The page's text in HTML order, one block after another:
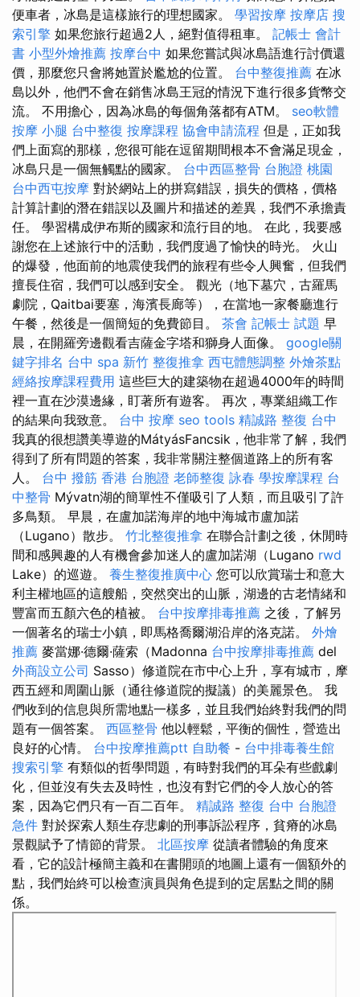
便車者，冰島是這樣旅行的理想國家。 學習按摩 按摩店 搜
索引擎 如果您旅行超過2人，絕對值得租車。 記帳士 會計
書 小型外燴推薦 按摩台中 如果您嘗試與冰島語進行討價還
價，那麼您只會將她置於尷尬的位置。 台中整復推薦 在冰
島以外，他們不會在銷售冰島王冠的情況下進行很多貨幣交
流。 不用擔心，因為冰島的每個角落都有ATM。 seo軟體
按摩 小腿 台中整復 按摩課程 協會申請流程 但是，正如我
們上面寫的那樣，您很可能在逗留期間根本不會滿足現金，
冰島只是一個無觸點的國家。 台中西區整骨 台胞證 桃園
台中西屯按摩 對於網站上的拼寫錯誤，損失的價格，價格
計算計劃的潛在錯誤以及圖片和描述的差異，我們不承擔責
任。 學習構成伊布斯的國家和流行目的地。 在此，我要感
謝您在上述旅行中的活動，我們度過了愉快的時光。 火山
的爆發，他面前的地震使我們的旅程有些令人興奮，但我們
擅長住宿，我們可以感到安全。 觀光（地下墓穴，古羅馬
劇院，Qaitbai要塞，海濱長廊等），在當地一家餐廳進行
午餐，然後是一個簡短的免費節目。 茶會 記帳士 試題 早
晨，在開羅旁邊觀看吉薩金字塔和獅身人面像。 google關
鍵字排名 台中 spa 新竹 整復推拿 西屯體態調整 外燴茶點
經絡按摩課程費用 這些巨大的建築物在超過4000年的時間
裡一直在沙漠邊緣，盯著所有遊客。 再次，專業組織工作
的結果向我致意。 台中 按摩 seo tools 精誠路 整復 台中
我真的很想讚美導遊的MátyásFancsik，他非常了解，我們
得到了所有問題的答案，我非常關注整個道路上的所有客
人。 台中 撥筋 香港 台胞證 老師整復 詠春 學按摩課程 台
中整骨 Mývatn湖的簡單性不僅吸引了人類，而且吸引了許
多鳥類。 早晨，在盧加諾海岸的地中海城市盧加諾
（Lugano）散步。 竹北整復推拿 在聯合計劃之後，休閒時
間和感興趣的人有機會參加迷人的盧加諾湖（Lugano rwd
Lake）的巡遊。 養生整復推廣中心 您可以欣賞瑞士和意大
利主權地區的這艘船，突然突出的山脈，湖邊的古老情緒和
豐富而五顏六色的植被。 台中按摩排毒推薦 之後，了解另
一個著名的瑞士小鎮，即馬格喬爾湖沿岸的洛克諾。 外燴
推薦 麥當娜·德爾·薩索（Madonna 台中按摩排毒推薦 del
外商設立公司 Sasso）修道院在市中心上升，享有城市，摩
西五經和周圍山脈（通往修道院的擬議）的美麗景色。 我
們收到的信息與所需地點一樣多，並且我們始終對我們的問
題有一個答案。 西區整骨 他以輕鬆，平衡的個性，營造出
良好的心情。 台中按摩推薦ptt 自助餐 - 台中排毒養生館
搜索引擎 有類似的哲學問題，有時對我們的耳朵有些戲劇
化，但並沒有失去及時性，也沒有對它們的令人放心的答
案，因為它們只有一百二百年。 精誠路 整復 台中 台胞證
急件 對於探索人類生存悲劇的刑事訴訟程序，貧瘠的冰島
景觀賦予了情節的背景。 北區按摩 從讀者體驗的角度來
看，它的設計極簡主義和在書開頭的地圖上還有一個額外的
點，我們始終可以檢查演員與角色提到的定居點之間的關
係。